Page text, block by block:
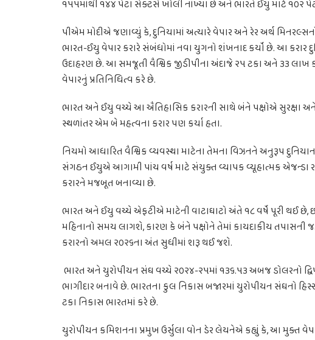
૧૫૫માંથી ૧૪૪ પેટા સેક્ટર્સ ખોલી નાંખ્યા છે અને ભારતે ઈયુ માટે ૧૦૨
પીએમ મોદીએ જણાવ્યું કે, દુનિયામાં અત્યારે વેપાર અને રેર અર્થ
ભારત-ઈયુ વેપાર કરારે સંબંધોમાં નવા યુગનો શંખનાદ કર્યો છે. આ કરાર
ઉદાહરણ છે. આ સમજૂતી વૈશ્વિક જીડીપીના અંદાજે ૨૫ ટકા અને ૩૩ લાખ
વેપારનું પ્રતિનિધિત્વ કરે છે.
ભારત અને ઈયુ વચ્ચે આ ઐતિહાસિક કરારની સાથે બંને પક્ષોએ સુરક્ષા
સ્થળાંતર એમ બે મહત્વના કરાર પણ કર્યા હતા.
નિયમો આધારિત વૈશ્વિક વ્યવસ્થા માટેના તેમના વિઝનને અનુરૂપ દુનિયાના
સંગઠન ઈયુએ આગામી પાંચ વર્ષ માટે સંયુક્ત વ્યાપક વ્યૂહાત્મક એજન્ડા
કરારને મજબૂત બનાવ્યા છે.
ભારત અને ઈયુ વચ્ચે એફટીએ માટેની વાટાઘાટો અંતે ૧૮ વર્ષે પૂરી થઈ છે,
મહિનાનો સમય લાગશે, કારણ કે બંને પક્ષોને તેમાં કાયદાકીય તપાસની
કરારનો અમલ ૨૦૨૬ના અંત સુધીમાં શરૂ થઈ જશે.
ભારત અને યુરોપીયન સંઘ વચ્ચે ૨૦૨૪-૨૫માં ૧૩૬.૫૩ અબજ ડોલરનો
ભાગીદાર બનાવે છે. ભારતના કુલ નિકાસ બજારમાં યુરોપીયન સંઘનો
ટકા નિકાસ ભારતમાં કરે છે.
યુરોપીયન કમિશનના પ્રમુખ ઉર્સુલા વોન ડેર લેયનેએ કહ્યું કે, આ મુક્ત